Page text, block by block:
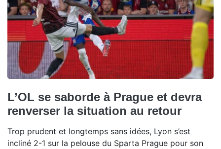
L’OL se saborde à Prague et devra
renverser la situation au retour
Trop prudent et longtemps sans idées, Lyon s’est
incliné 2-1 sur la pelouse du Sparta Prague pour son